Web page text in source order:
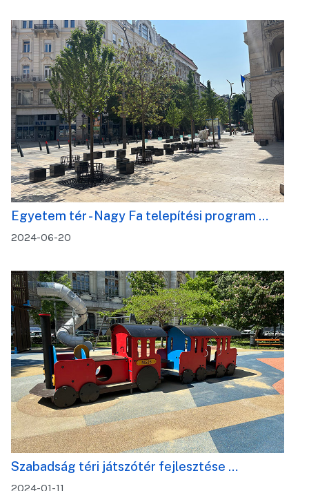
Egyetem tér - Nagy Fa telepítési program …
2024-06-20
Szabadság téri játszótér fejlesztése …
2024-01-11